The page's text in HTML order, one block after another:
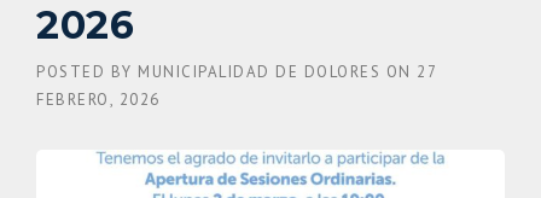
2026
POSTED BY MUNICIPALIDAD DE DOLORES ON 27
FEBRERO, 2026